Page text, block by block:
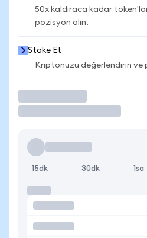
50x kaldıraca kadar
pozisyon alın.
Stake Et
Kriptonuzu değerlendirin ve
15dk 30dk 1sa